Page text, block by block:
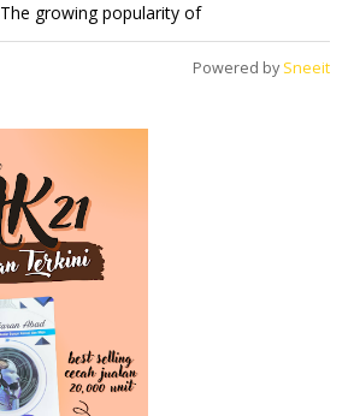
The growing popularity of
Powered by Sneeit